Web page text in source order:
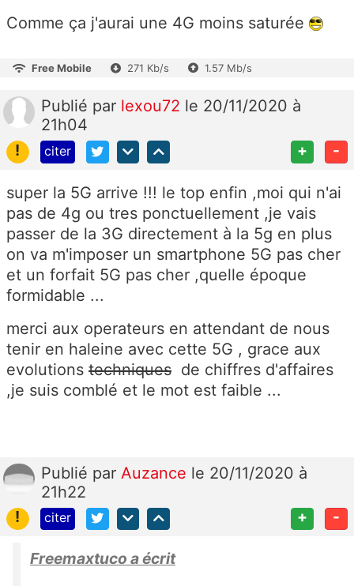
Comme ça j'aurai une 4G moins saturée
Free Mobile 271 Kb/s 1.57 Mb/s
Publié par lexou72 le 20/11/2020 à
21h04
!
citer + -
super la 5G arrive !!! le top enfin ,moi qui n'ai
pas de 4g ou tres ponctuellement ,je vais
passer de la 3G directement à la 5g en plus
on va m'imposer un smartphone 5G pas cher
et un forfait 5G pas cher ,quelle époque
formidable ...
merci aux operateurs en attendant de nous
tenir en haleine avec cette 5G , grace aux
evolutions techniques de chiffres d'affaires
,je suis comblé et le mot est faible ...
Publié par Auzance le 20/11/2020 à
21h22
!
citer + -
Freemaxtuco a écrit